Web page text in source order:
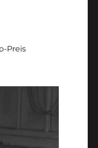
Preis